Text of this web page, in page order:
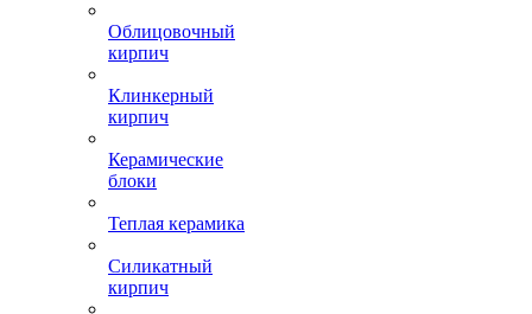
Облицовочный
кирпич
Клинкерный
кирпич
Керамические
блоки
Теплая керамика
Силикатный
кирпич